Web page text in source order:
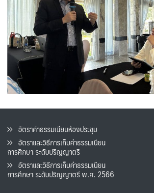
อัตราค่าธรรมเนียมห้องประชุม
อัตราและวิธีการเก็บค่าธรรมเนียน
การศึกษา ระดับปริญญาตรี
อัตราและวิธีการเก็บค่าธรรมเนียน
การศึกษา ระดับปริญญาตรี พ.ศ. 2566